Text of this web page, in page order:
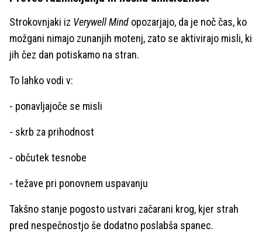
Strokovnjaki iz Verywell Mind opozarjajo, da je noč čas, ko
možgani nimajo zunanjih motenj, zato se aktivirajo misli, ki
jih čez dan potiskamo na stran.
To lahko vodi v:
- ponavljajoče se misli
- skrb za prihodnost
- občutek tesnobe
- težave pri ponovnem uspavanju
Takšno stanje pogosto ustvari začarani krog, kjer strah
pred nespečnostjo še dodatno poslabša spanec.